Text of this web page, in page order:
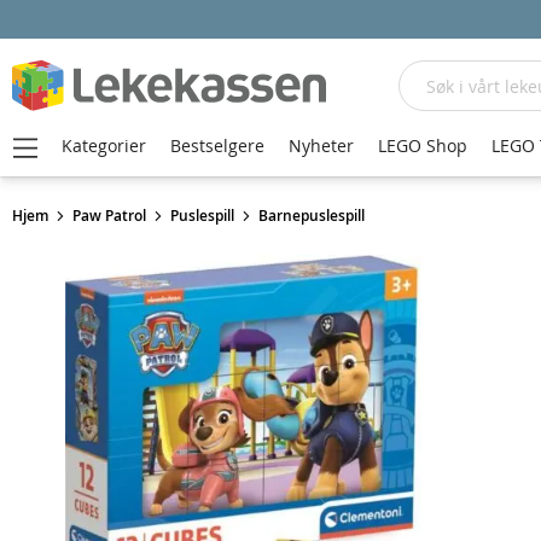
Hjem Paw Patrol Puslespill Barnepuslespill
Søk
Kategorier Bestselgere Nyheter LEGO Shop